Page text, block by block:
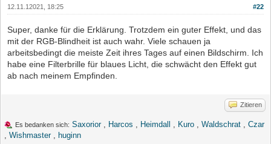
#22
12.11.12021, 18:25
Super, danke für die Erklärung. Trotzdem ein guter Effekt, und das
mit der RGB-Blindheit ist auch wahr. Viele schauen ja
arbeitsbedingt die meiste Zeit ihres Tages auf einen Bildschirm. Ich
habe eine Filterbrille für blaues Licht, die schwächt den Effekt gut
ab nach meinem Empfinden.
Zitieren
Es bedanken sich: Saxorior, Harcos Heimdall Kuro Waldschrat
Czar
Wishmaster, huginn